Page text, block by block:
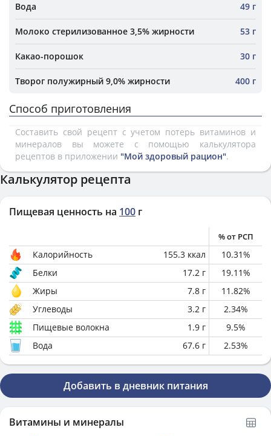
Вода 49 г
Молоко стерилизованное 3,5% жирности 53 г
Какао-порошок 30 г
Творог полужирный 9,0% жирности 400 г
Способ приготовления
Составить свой рецепт с учетом потерь витаминов и
минералов вы можете с помощью калькулятора
рецептов в приложении "Мой здоровый рацион".
Калькулятор рецепта
Пищевая ценность на 100 г
% от РСП
Калорийность 155.3 ккал 10.31%
Белки
17.2 г 19.11%
Жиры
7.8 г 11.82%
Углеводы
3.2 г 2.34%
Пищевые волокна
1.9 г 9.5%
Вода
67.6 г 2.53%
Добавить в дневник питания
Витамины и минералы